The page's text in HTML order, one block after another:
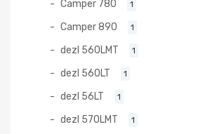
Camper 780 1
Camper 890 1
dezl 560LMT 1
dezl 560LT 1
dezl 56LT 1
dezl 570LMT 1